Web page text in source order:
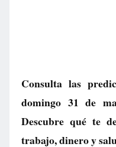
Consulta las
domingo 31 de
Descubre qué te
trabajo, dinero y